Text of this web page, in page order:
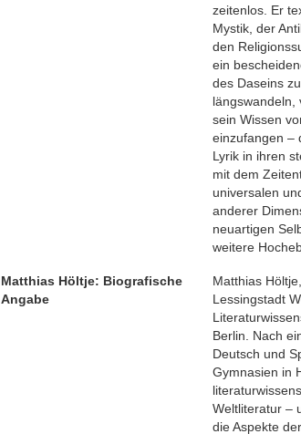
zeitenlos. Er
Mystik, der
den
ein
des Daseins
längswandeln,
sein Wissen
einzufangen –
Lyrik in ihren
mit dem
universalen
anderer
neuartigen
weitere
Matthias Höltje: Biografische
Angabe
Matthias
Lessingstadt
Berlin. Nach
Deutsch und
Gymnasien in
Weltliteratur –
die Aspekte